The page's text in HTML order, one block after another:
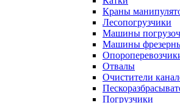
Краны
Лесопогрузчики
Машины
Машины
Отвалы
Очистители
Погрузчики